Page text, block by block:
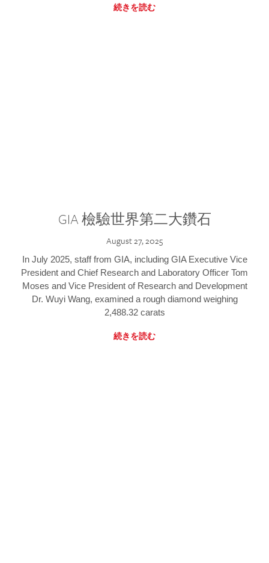
続きを読む
GIA 檢驗世界第二大鑽石
August 27, 2025
In July 2025, staff from GIA, including GIA Executive Vice
President and Chief Research and Laboratory Officer Tom
Moses and Vice President of Research and Development
Dr. Wuyi Wang, examined a rough diamond weighing
2,488.32 carats
続きを読む